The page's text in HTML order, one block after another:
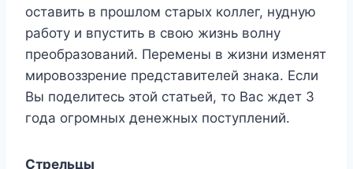
оставить в прошлом старых коллег, нудную
работу и впустить в свою жизнь волну
преобразований. Перемены в жизни изменят
мировоззрение представителей знака. Если
Вы поделитесь этой статьей, то Вас ждет 3
года огромных денежных поступлений.
Стрельцы